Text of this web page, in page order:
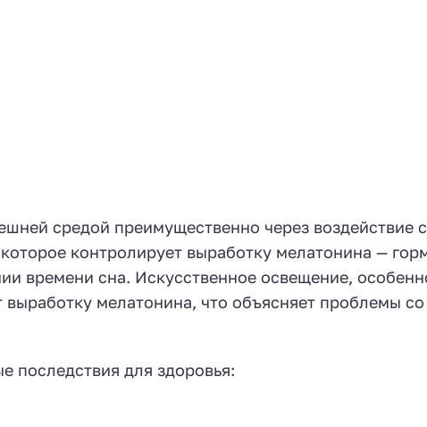
средой преимущественно через воздействие
контролирует выработку мелатонина —
времени сна. Искусственное освещение,
выработку мелатонина, что объясняет проблемы
последствия для здоровья: